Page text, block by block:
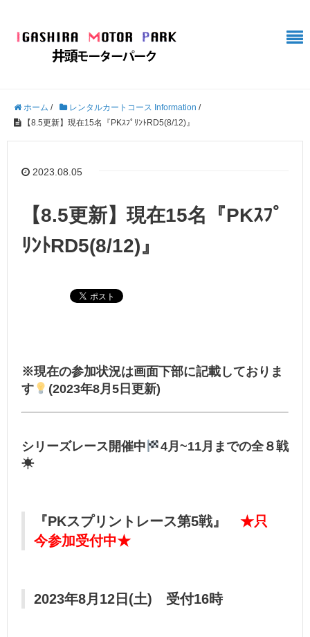
ホーム / レンタルカートコース Information /
【8.5更新】現在15名『PKｽﾌﾟﾘﾝﾄRD5(8/12)』
2023.08.05
【8.5更新】現在15名『PKｽﾌﾟ
ﾘﾝﾄRD5(8/12)』
※現在の参加状況は画面下部に記載しておりま
す
(2023年8月5日更新)
シリーズレース開催中
4月~11月までの全８戦
☀
『PKスプリントレース第5戦』 ★只
今参加受付中★
2023年8月12日(土) 受付16時